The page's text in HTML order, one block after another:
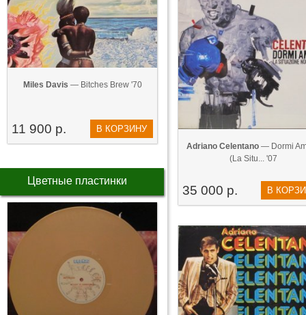
Miles Davis — Bitches Brew '70
11 900 р. В КОРЗИНУ
Цветные пластинки
Adriano Celentano — Dormi
(La Situ... '07
35 000 р. В